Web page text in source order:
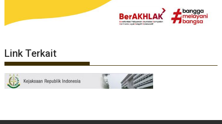
Link Terkait